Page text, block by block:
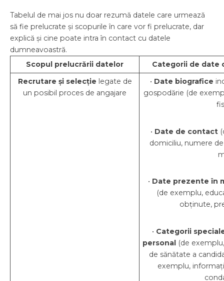
Tabelul de mai jos nu doar rezumă datele care urmează
să fie prelucrate și scopurile în care vor fi prelucrate, dar
explică și cine poate intra în contact cu datele
dumneavoastră.
Scopul prelucrării datelor
Categorii de date
Recrutare și selecție legate de
un posibil proces de angajare
• Date biografice
gospodărie (de
• Date de contact
domiciliu, numere
• Date prezente în
(de exemplu,
obținute,
• Categorii
personal (de
de sănătate a
exemplu,